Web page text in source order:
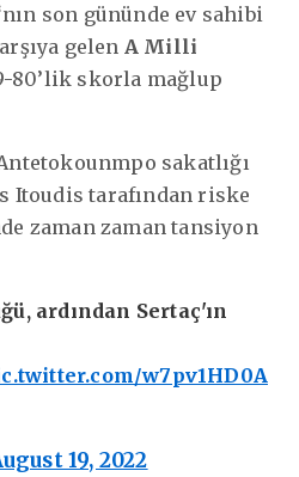
son gününde ev sahibi
gelen A Milli
80’lik skorla mağlup
sakatlığı
Itoudis tarafından riske
zaman zaman tansiyon
ardından Sertaç'ın
w7pv1HD0A
19, 2022